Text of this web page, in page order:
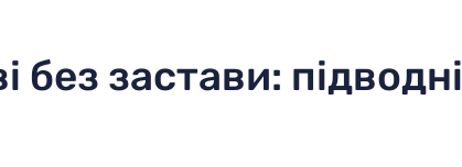
без застави: підводні